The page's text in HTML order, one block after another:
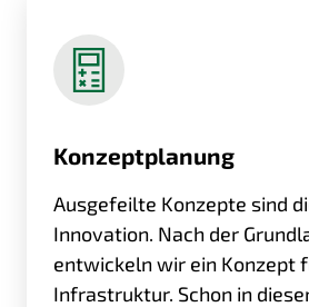
Konzept­planung
Ausgefeilte Konzepte sind
Innovation. Nach der
entwickeln wir ein Konzept
Infrastruktur. Schon in